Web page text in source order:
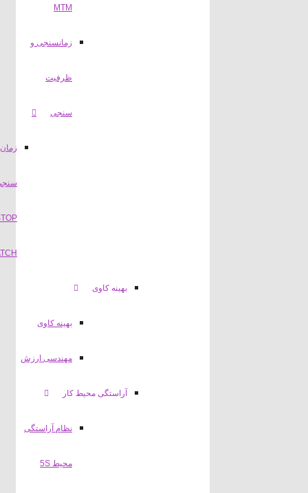
زمانسنجی و
بهینه کاوی
بهینه کاوی
مهندسی ارزش
آراستگی محیط کار
نظام آراستگی